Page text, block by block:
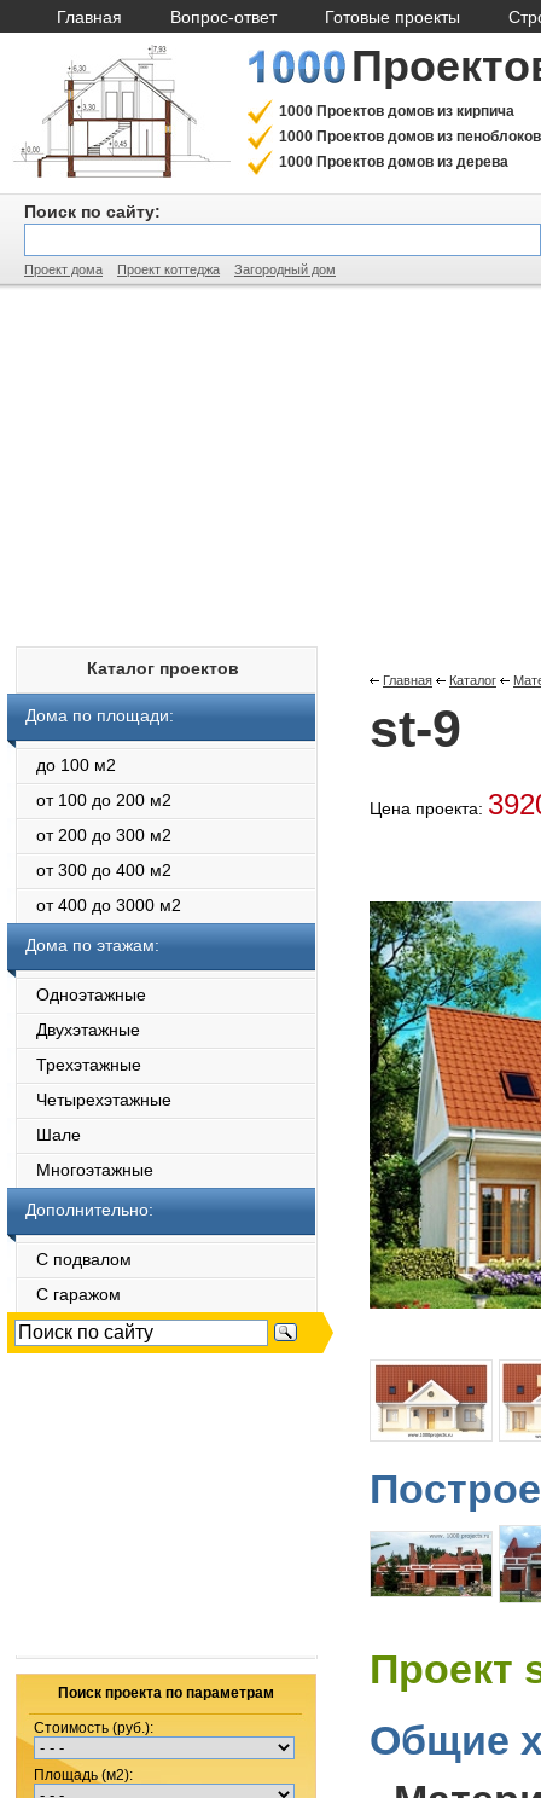
Главная Вопрос-ответ Готовые проекты
1000 Проектов домов из кирпича
1000 Проектов домов из пеноблоков
1000 Проектов домов из дерева
Поиск по сайту:
Проект дома Проект коттеджа Загородный дом
Каталог проектов
Дома по площади:
до 100 м2
от 100 до 200 м2
от 200 до 300 м2
от 300 до 400 м2
от 400 до 3000 м2
Дома по этажам:
Одноэтажные
Двухэтажные
Трехэтажные
Четырехэтажные
Шале
Многоэтажные
Дополнительно:
С подвалом
С гаражом
Поиск проекта по параметрам
Стоимость (руб.):
Площадь (м2):
Главная Каталог
st-9
Цена проекта:
Проект
Общие